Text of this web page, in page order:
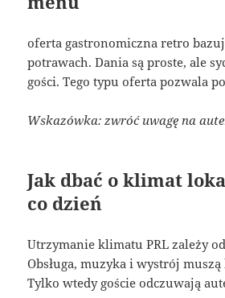
oferta gastronomiczna retro
potrawach. Dania są proste, ale
gości. Tego typu oferta pozwala
Wskazówka: zwróć uwagę na
Jak dbać o klimat
co dzień
Utrzymanie klimatu PRL zależy
Obsługa, muzyka i wystrój muszą
Tylko wtedy goście odczuwają